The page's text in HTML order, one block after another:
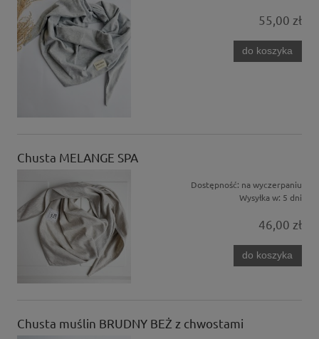
55,00 zł
do koszyka
Chusta MELANGE SPA
Dostępność: na wyczerpaniu
Wysyłka w: 5 dni
46,00 zł
do koszyka
Chusta muślin BRUDNY BEŻ z chwostami